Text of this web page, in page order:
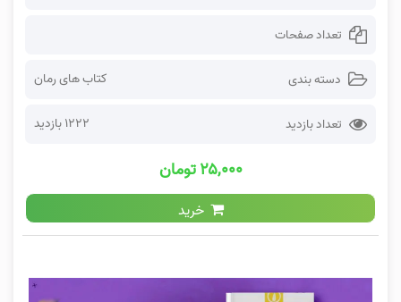
تعداد صفحات
دسته بندی کتاب های رمان
تعداد بازدید 1222 بازدید
۲۵,۰۰۰ تومان
خرید